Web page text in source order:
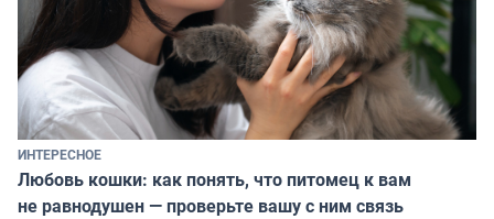
ИНТЕРЕСНОЕ
Любовь кошки: как понять, что питомец к вам
не равнодушен — проверьте вашу с ним связь